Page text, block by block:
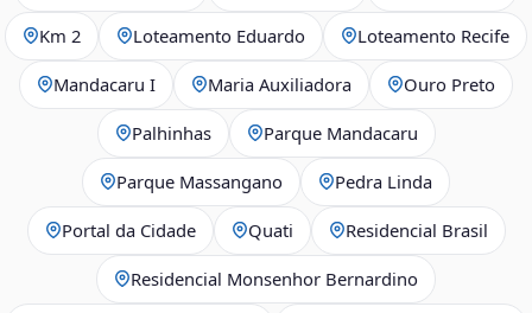
Km 2 Loteamento Eduardo Loteamento Recife
Mandacaru I Maria Auxiliadora Ouro Preto
Palhinhas Parque Mandacaru
Parque Massangano Pedra Linda
Portal da Cidade Quati Residencial Brasil
Residencial Monsenhor Bernardino